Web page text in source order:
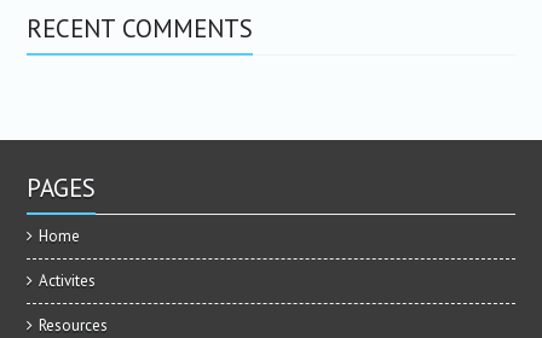
RECENT COMMENTS
PAGES
Home
Activites
Resources